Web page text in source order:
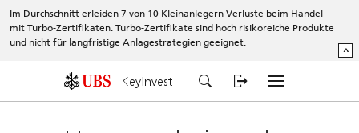
Im Durchschnitt erleiden 7 von 10 Kleinanlegern Verluste beim Handel
mit Turbo-Zertifikaten. Turbo-Zertifikate sind hoch risikoreiche Produkte
und nicht für langfristige Anlagestrategien geeignet.
^
KeyInvest